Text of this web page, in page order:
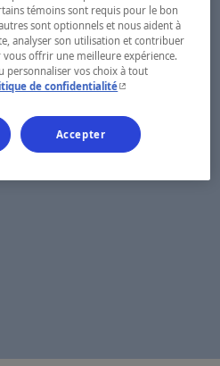
témoins sont requis pour le bon
sont optionnels et nous aident à
analyser son utilisation et contribuer
offrir une meilleure expérience.
personnaliser vos choix à tout
de confidentialité- Cet hyperlien
Accepter